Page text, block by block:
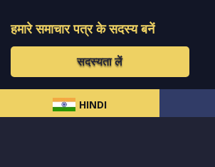
HINDI
हमारे समाचार पत्र के सदस्य बनें
सदस्यता लें
हमारा अनुसरण करें और नवीनतम अपडेट